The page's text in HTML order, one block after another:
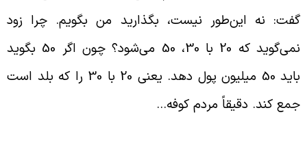
نه این‌طور نیست، بگذارید من بگویم. چرا زود
نمی‌گوید که 20 با 30، 50 می‌شود؟ چون اگر 50 بگوید
باید 50 میلیون پول دهد. یعنی 20 با 30 را که بلد است
کند. دقیقاً مردم کوفه…